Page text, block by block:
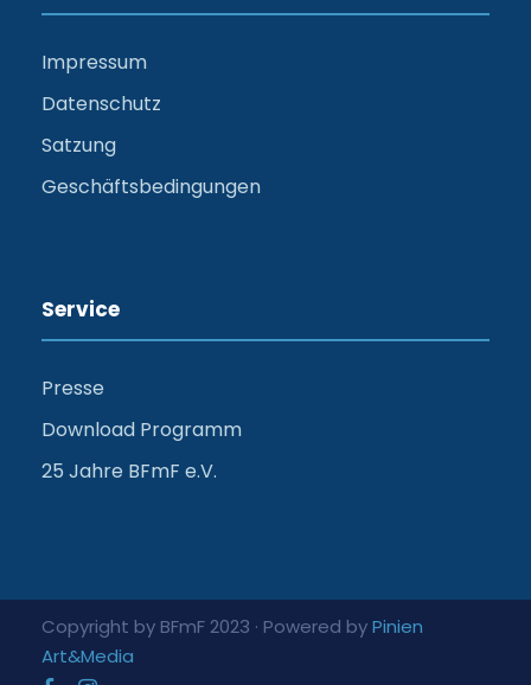
Impressum
Datenschutz
Satzung
Geschäftsbedingungen
Service
Presse
Download Programm
25 Jahre BFmF e.V.
Copyright by BFmF 2023 · Powered byPinien
Art&Media